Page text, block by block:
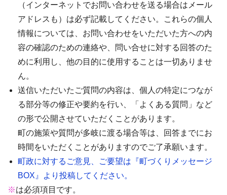
（インターネットでお問い合わせを送る場合はメール
アドレスも）は必ず記載してください。これらの個人
情報については、お問い合わせをいただいた方への内
容の確認のための連絡や、問い合せに対する回答のた
めに利用し、他の目的に使用することは一切ありませ
ん。
送信いただいたご質問の内容は、個人の特定につなが
る部分等の修正や要約を行い、「よくある質問」など
の形で公開させていただくことがあります。
町の施策や質問が多岐に渡る場合等は、回答までにお
時間をいただくことがありますのでご了承願います。
町政に対するご意見、ご要望は『町づくりメッセージ
BOX』より投稿してください。
※は必須項目です。